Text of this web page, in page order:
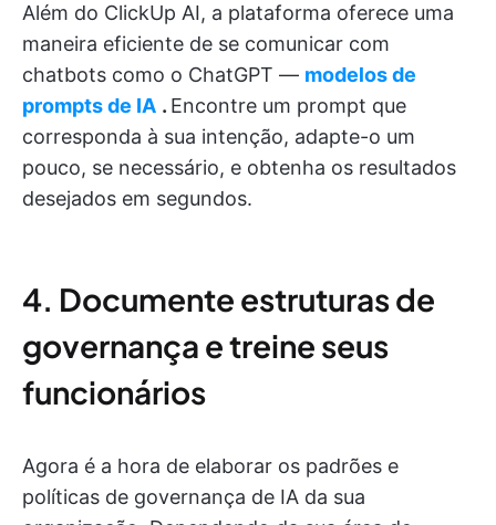
Além do ClickUp AI, a plataforma oferece uma
maneira eficiente de se comunicar com
chatbots como o ChatGPT — modelos de
prompts de IA . Encontre um prompt que
corresponda à sua intenção, adapte-o um
pouco, se necessário, e obtenha os resultados
desejados em segundos.
4. Documente estruturas de
governança e treine seus
funcionários
Agora é a hora de elaborar os padrões e
políticas de governança de IA da sua